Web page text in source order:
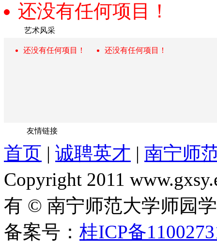
还没有任何项目！
艺术风采
还没有任何项目！ 还没有任何项目！
友情链接
首页 | 诚聘英才 | 南宁师
Copyright 2011
有 © 南宁师范大学师园
备案号： 桂ICP备